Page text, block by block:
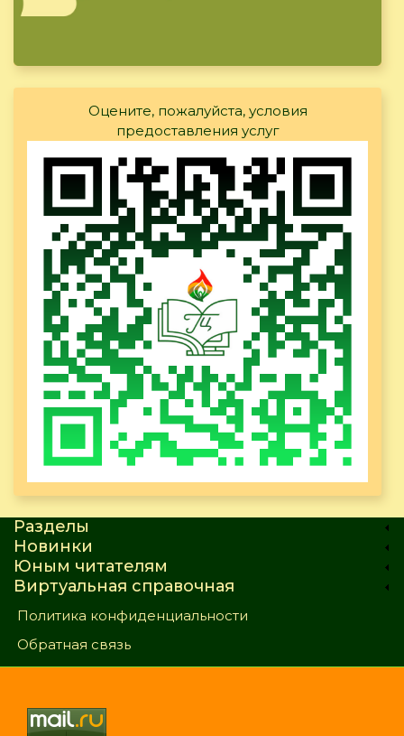
Оцените, пожалуйста, условия
предоставления услуг
Разделы
Новинки
Юным читателям
Виртуальная справочная
Политика конфиденциальности
Обратная связь